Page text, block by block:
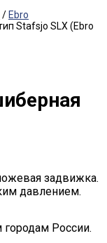
/ Ebro
Stafsjo SLX (Ebro
задвижка.
давлением.
России.